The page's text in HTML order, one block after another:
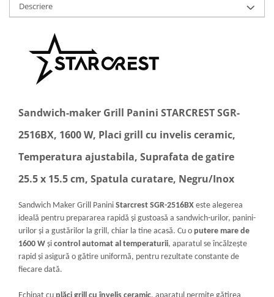
Descriere
Sandwich-maker Grill Panini STARCREST SGR-
2516BX, 1600 W, Placi grill cu invelis ceramic,
Temperatura ajustabila, Suprafata de gatire
25.5 x 15.5 cm, Spatula curatare, Negru/Inox
Sandwich Maker Grill Panini Starcrest SGR-2516BX este alegerea
ideală pentru prepararea rapidă și gustoasă a sandwich-urilor, panini-
urilor și a gustărilor la grill, chiar la tine acasă. Cu o putere mare de
1600 W și control automat al temperaturii, aparatul se încălzește
rapid și asigură o gătire uniformă, pentru rezultate constante de
fiecare dată.